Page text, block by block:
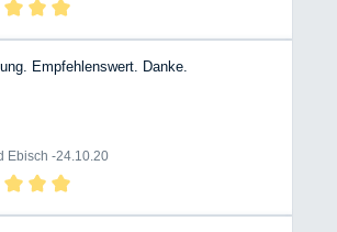
Empfehlenswert. Danke.
Ebisch -24.10.20